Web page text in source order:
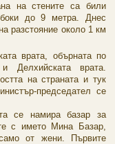
на стените са били
до 9 метра. Днес
разстояние около 1 км
врата, обърната по
Делхийската врата.
на страната и тук
председател се
се намира базар за
с името Мина Базар,
от жени. Първите